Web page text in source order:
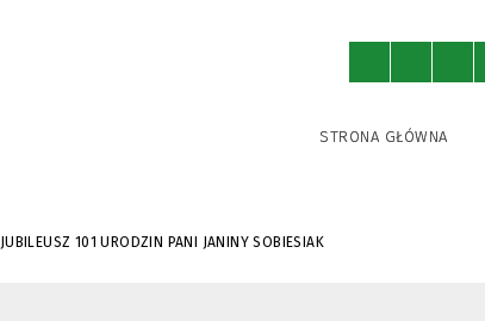
STRONA GŁÓWNA
JUBILEUSZ 101 URODZIN PANI JANINY SOBIESIAK